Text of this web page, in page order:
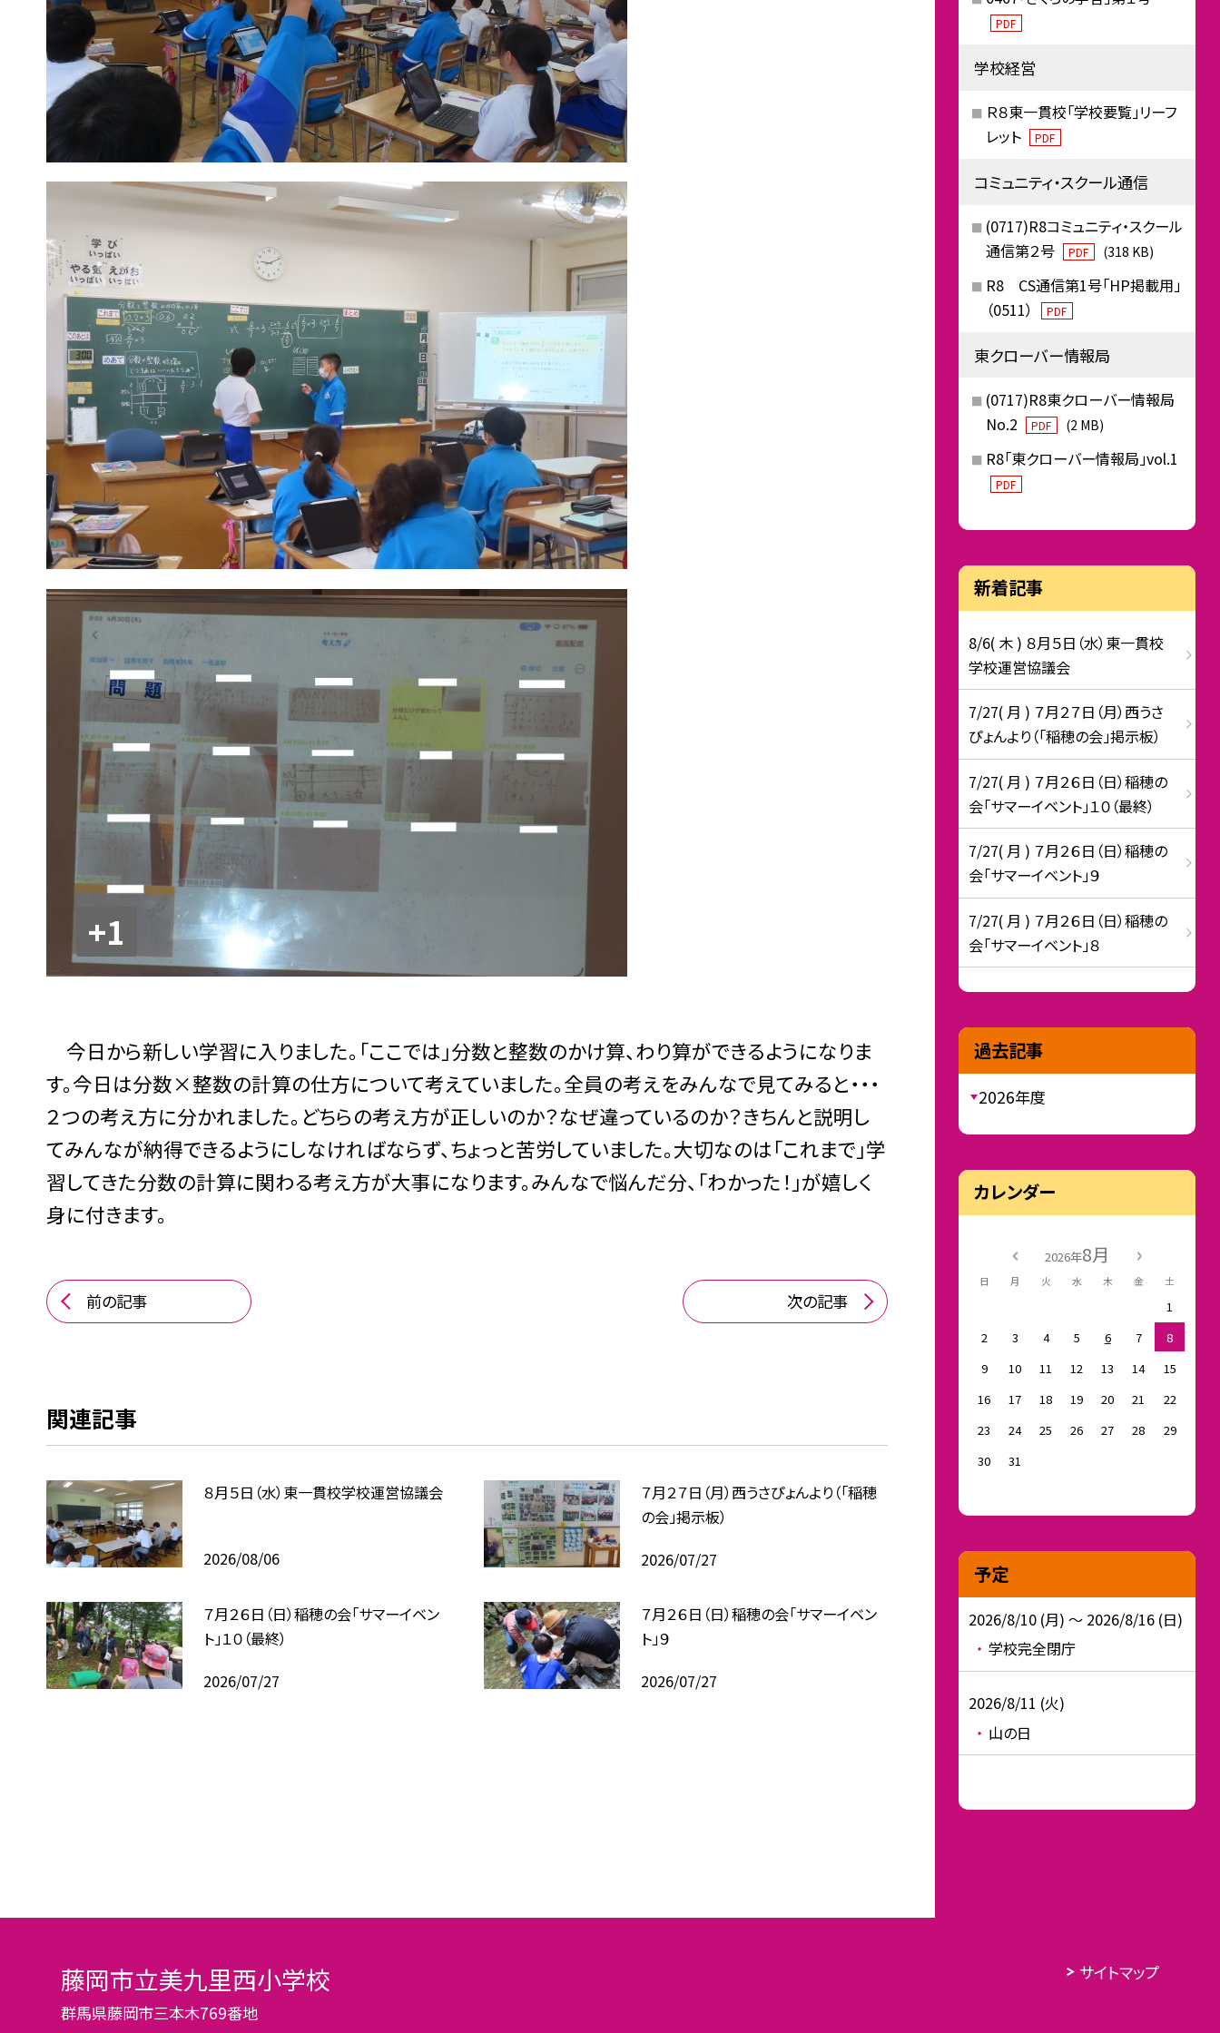
+1
今日から新しい学習に入りました。「ここでは」分数と整数のかけ算、わり算ができるようになりま
す。今日は分数×整数の計算の仕方について考えていました。全員の考えをみんなで見てみると・・・
２つの考え方に分かれました。どちらの考え方が正しいのか？なぜ違っているのか？きちんと説明し
てみんなが納得できるようにしなければならず、ちょっと苦労していました。大切なのは「これまで」学
習してきた分数の計算に関わる考え方が大事になります。みんなで悩んだ分、「わかった！」が嬉しく
身に付きます。
前の記事 次の記事
関連記事
８月５日（水）東一貫校学校運営協議会
2026/08/06
７月２７日（月）西うさぴょんより（「稲穂
の会」掲示板）
2026/07/27
７月２６日（日）稲穂の会「サマーイベン
ト」１０（最終）
2026/07/27
７月２６日（日）稲穂の会「サマーイベン
ト」９
2026/07/27
PDF
学校経営
Ｒ８東一貫校「学校要覧」リーフ
レット
PDF
コミュニティ・スクール通信
(0717)R8コミュニティ・スクール
通信第２号
PDF (318 KB)
R8 CS通信第1号「HP掲載用」
（0511）
PDF
東クローバー情報局
(0717)R8東クローバー情報局
No.2
PDF (2 MB)
R8「東クローバー情報局」vol.1
PDF
新着記事
8/6( 木 ) ８月５日（水）東一貫校
学校運営協議会
7/27( 月 ) ７月２７日（月）西うさ
ぴょんより（「稲穂の会」掲示板）
7/27( 月 ) ７月２６日（日）稲穂の
会「サマーイベント」１０（最終）
7/27( 月 ) ７月２６日（日）稲穂の
会「サマーイベント」９
7/27( 月 ) ７月２６日（日）稲穂の
会「サマーイベント」８
過去記事
2026年度
カレンダー
2026年8月
日 月 火 水 木 金 土
1
2
3 4 5 6 7
8
9
10 11 12 13 14
15
16
17 18 19 20 21
22
23
24 25 26 27 28
29
30
31
予定
2026/8/10 (月) ～ 2026/8/16 (日)
学校完全閉庁
2026/8/11 (火)
山の日
藤岡市立美九里西小学校
群馬県藤岡市三本木769番地
サイトマップ